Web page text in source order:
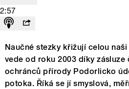
2:57
Naučné stezky křižují celou
vede od roku 2003 díky zásluze
ochránců přírody Podorlicko
potoka. Říká se jí smyslová,